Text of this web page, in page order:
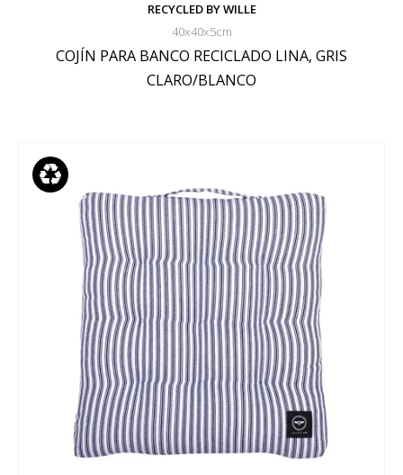
RECYCLED BY WILLE
40x40x5cm
COJÍN PARA BANCO RECICLADO LINA, GRIS
CLARO/BLANCO